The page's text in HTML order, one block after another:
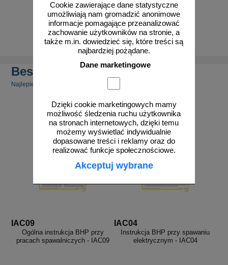
Cookie zawierające dane statystyczne
umożliwiają nam gromadzić anonimowe
informacje pomagające przeanalizować
zachowanie użytkowników na stronie, a
także m.in. dowiedzieć się, które treści są
najbardziej pożądane.
Dane marketingowe
Dzięki cookie marketingowych mamy
możliwość śledzenia ruchu użytkownika
na stronach internetowych, dzięki temu
możemy wyświetlać indywidualnie
dopasowane treści i reklamy oraz do
realizować funkcje społecznościowe.
Akceptuj wybrane
od 10,76 zł
8,75 zł netto
do koszyka
Bestsellery
Najlepiej sprzedające się produkty
IAC09
Ogólna instrukcja BHP przy
pracach spawalniczych - IAC09
IAC04
Instrukcja BHP przy spawaniu
elektrycznym - IAC04